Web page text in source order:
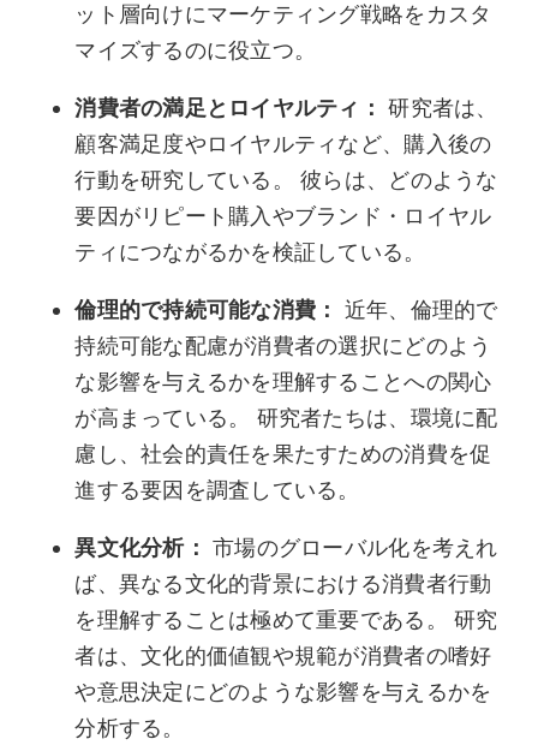
ット層向けにマーケティング戦略をカスタ
マイズするのに役立つ。
消費者の満足とロイヤルティ： 研究者は、
顧客満足度やロイヤルティなど、購入後の
行動を研究している。 彼らは、どのような
要因がリピート購入やブランド・ロイヤル
ティにつながるかを検証している。
倫理的で持続可能な消費： 近年、倫理的で
持続可能な配慮が消費者の選択にどのよう
な影響を与えるかを理解することへの関心
が高まっている。 研究者たちは、環境に配
慮し、社会的責任を果たすための消費を促
進する要因を調査している。
異文化分析：市場のグローバル化を考えれ
ば、異なる文化的背景における消費者行動
を理解することは極めて重要である。 研究
者は、文化的価値観や規範が消費者の嗜好
や意思決定にどのような影響を与えるかを
分析する。